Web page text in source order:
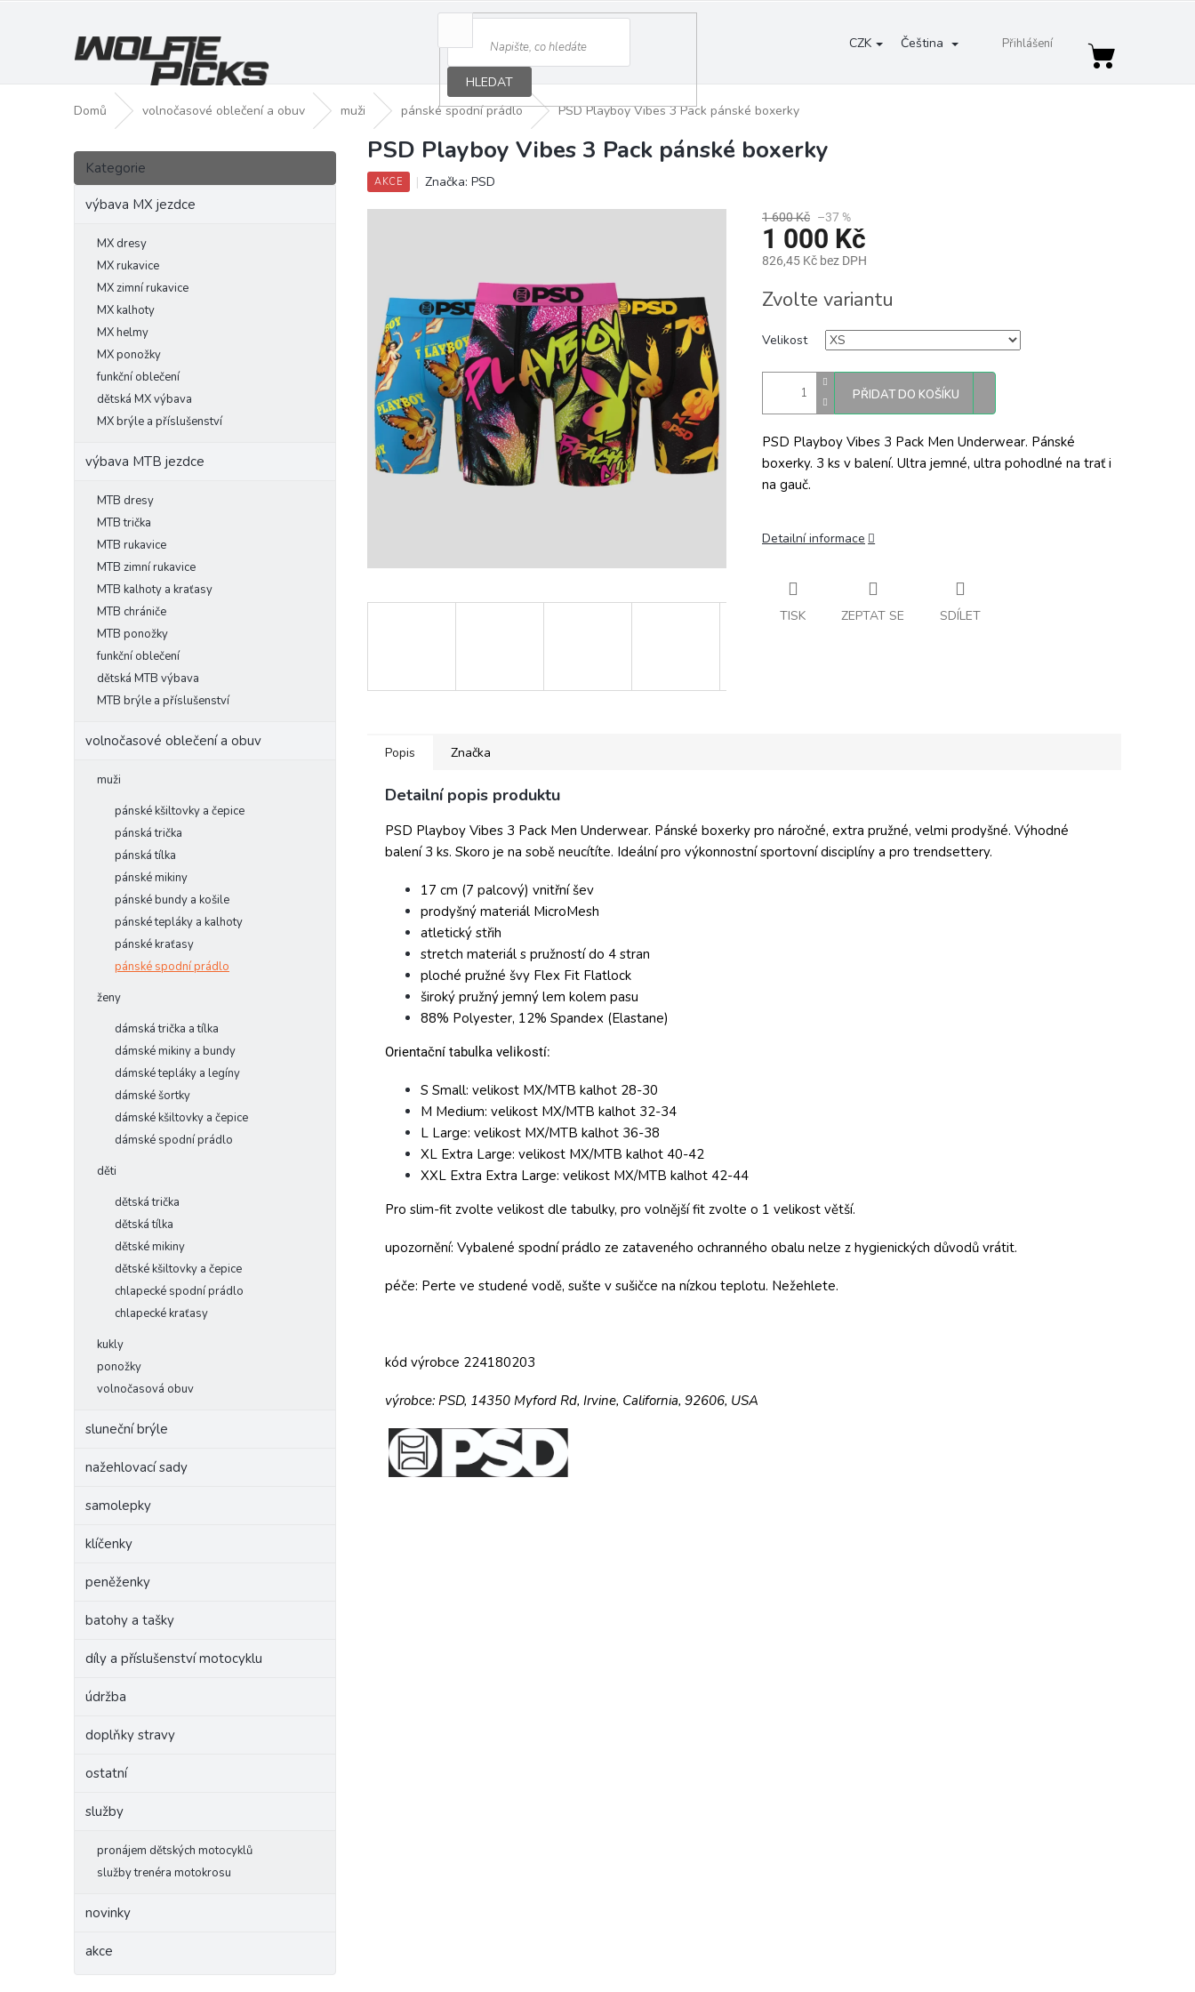
CZK Čeština Přihlášení
HLEDAT
Nákupní
Domů volnočasové oblečení a obuv muži pánské spodní prádlo PSD Playboy Vibes 3 Pack pánské boxerky
P
s
Přeskočit
kategorie
Kategorie
výbava MX jezdce
MX dresy
MX rukavice
MX zimní rukavice
MX kalhoty
MX helmy
MX ponožky
funkční oblečení
dětská MX výbava
MX brýle a příslušenství
výbava MTB jezdce
MTB dresy
MTB trička
MTB rukavice
MTB zimní rukavice
MTB kalhoty a kraťasy
MTB chrániče
MTB ponožky
funkční oblečení
dětská MTB výbava
MTB brýle a příslušenství
volnočasové oblečení a obuv
muži
pánské kšiltovky a čepice
pánská trička
pánská tílka
pánské mikiny
pánské bundy a košile
pánské tepláky a kalhoty
pánské kraťasy
pánské spodní prádlo
ženy
dámská trička a tílka
dámské mikiny a bundy
dámské tepláky a legíny
dámské šortky
dámské kšiltovky a čepice
dámské spodní prádlo
děti
dětská trička
dětská tílka
dětské mikiny
dětské kšiltovky a čepice
chlapecké spodní prádlo
chlapecké kraťasy
kukly
ponožky
volnočasová obuv
sluneční brýle
nažehlovací sady
samolepky
klíčenky
peněženky
batohy a tašky
díly a příslušenství motocyklu
údržba
doplňky stravy
ostatní
služby
pronájem dětských motocyklů
služby trenéra motokrosu
novinky
akce
PSD Playboy Vibes 3 Pack pánské boxerky
AKCE Značka: PSD
1 600 Kč –37 %
1 000 Kč
826,45 Kč bez DPH
cena:
Zvolte variantu
Velikost
PŘIDAT DO KOŠÍKU
PSD Playboy Vibes 3 Pack Men Underwear. Pánské
boxerky. 3 ks v balení. Ultra jemné, ultra pohodlné na trať i
na gauč.
Detailní informace
TISK ZEPTAT SE SDÍLET
Popis Značka
Detailní popis produktu
PSD Playboy Vibes 3 Pack Men Underwear. Pánské boxerky pro náročné, extra pružné, velmi prodyšné. Výhodné
balení 3 ks. Skoro je na sobě neucítíte. Ideální pro výkonnostní sportovní disciplíny a pro trendsettery.
17 cm (7 palcový) vnitřní šev
prodyšný materiál MicroMesh
atletický střih
stretch materiál s pružností do 4 stran
ploché pružné švy Flex Fit Flatlock
široký pružný jemný lem kolem pasu
88% Polyester, 12% Spandex (Elastane)
Orientační tabulka velikostí:
S Small: velikost MX/MTB kalhot 28-30
M Medium: velikost MX/MTB kalhot 32-34
L Large: velikost MX/MTB kalhot 36-38
XL Extra Large: velikost MX/MTB kalhot 40-42
XXL Extra Extra Large: velikost MX/MTB kalhot 42-44
Pro slim-fit zvolte velikost dle tabulky, pro volnější fit zvolte o 1 velikost větší.
upozornění: Vybalené spodní prádlo ze zataveného ochranného obalu nelze z hygienických důvodů vrátit.
péče: Perte ve studené vodě, sušte v sušičce na nízkou teplotu. Nežehlete.
kód výrobce 224180203
výrobce: PSD, 14350 Myford Rd, Irvine, California, 92606, USA